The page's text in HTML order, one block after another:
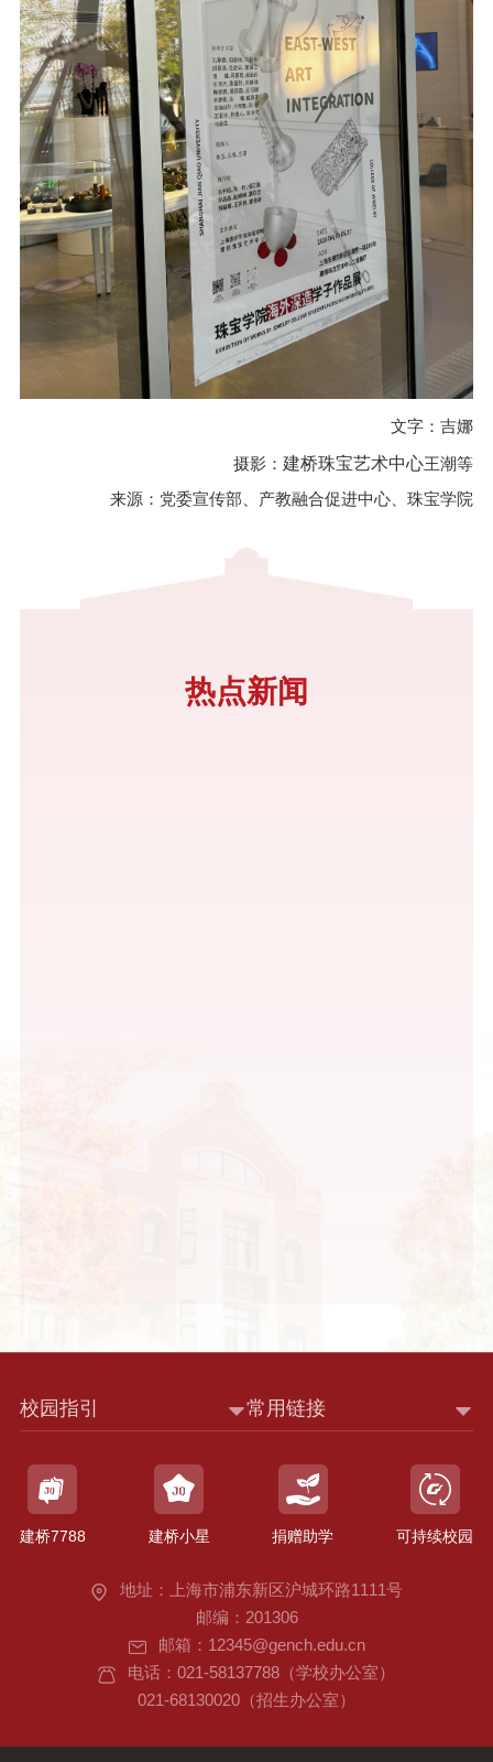
文字：吉娜
摄影：建桥珠宝艺术中心王潮等
来源：党委宣传部、产教融合促进中心、珠宝学院
热点新闻
地址：上海市浦东新区沪城环路1111号
邮编：201306
邮箱：12345@gench.edu.cn
电话：021-58137788（学校办公室）
021-68130020（招生办公室）
校园指引 常用链接
建桥7788 建桥小星 捐赠助学 可持续校园